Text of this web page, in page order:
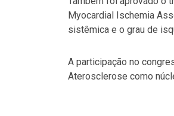
Myocardial Ischemia
sistêmica e o grau de
A participação no
Aterosclerose como